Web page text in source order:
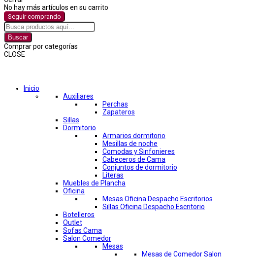
No hay más artículos en su carrito
Seguir comprando
Buscar
Comprar por categorías
CLOSE
Inicio
Auxiliares
Perchas
Zapateros
Sillas
Dormitorio
Armarios dormitorio
Mesillas de noche
Comodas y Sinfonieres
Cabeceros de Cama
Conjuntos de dormitorio
Literas
Muebles de Plancha
Oficina
Mesas Oficina Despacho Escritorios
Sillas Oficina Despacho Escritorio
Botelleros
Outlet
Sofas Cama
Salon Comedor
Mesas
Mesas de Comedor Salon